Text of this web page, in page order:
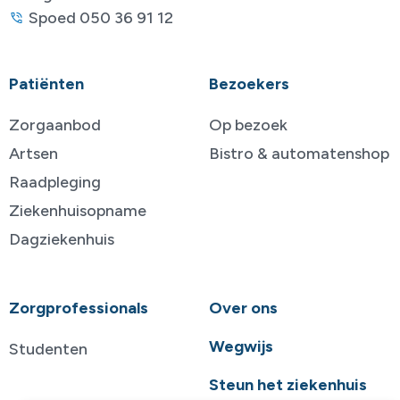
Spoed 050 36 91 12
Patiënten
Zorgaanbod
Artsen
Raadpleging
Ziekenhuisopname
Dagziekenhuis
Bezoekers
Op bezoek
Bistro & automatenshop
Zorgprofessionals
Studenten
Over ons
Wegwijs
Steun het ziekenhuis